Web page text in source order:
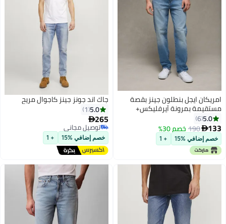
امريكان ايجل بنطلون جينز بقصة
مستقيمة بمرونة آيرفليكس+
5.0
6
133
190خصم 30%
خصم إضافي %15 + 1
جاك اند جونز جينز كاجوال مريح
5.0
1
265
توصيل مجاني
توصيل مجاني
خصم إضافي %15 + 1